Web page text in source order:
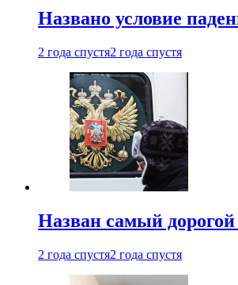
Названо условие
2 года спустя2 года спустя
Назван самый
2 года спустя2 года спустя